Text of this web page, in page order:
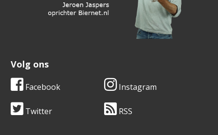
Volg ons
Facebook Instagram
Twitter RSS